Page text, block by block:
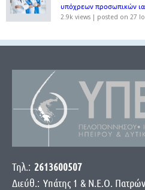
υπόχρεων προσωπικών
2.9k views | posted on 27
Τηλ.: 2613600507
Διεύθ.: Yπάτης 1 & Ν.Ε.Ο.